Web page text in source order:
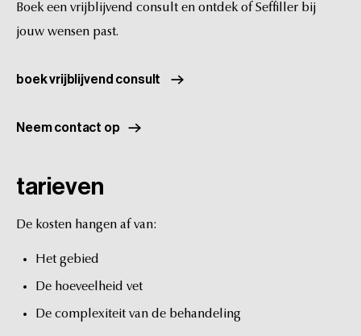
Boek een vrijblijvend consult en ontdek of Seffiller bij
jouw wensen past.
boek vrijblijvend consult
Neem contact op
tarieven
De kosten hangen af van:
Het gebied
De hoeveelheid vet
De complexiteit van de behandeling